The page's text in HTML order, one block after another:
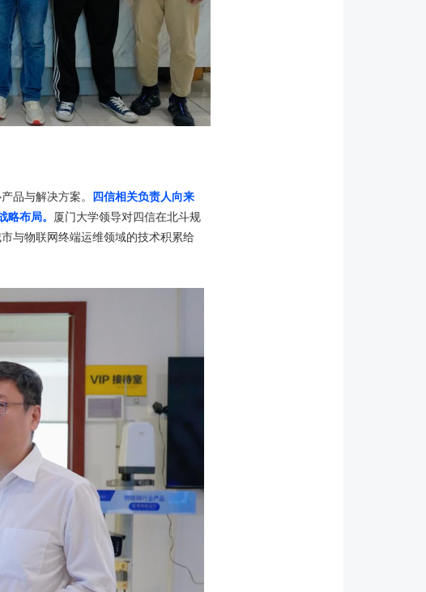
品与解决方案。
四信相关负责人向来
布局。 厦门大学领导对四信在北斗规
与物联网终端运维领域的技术积累给